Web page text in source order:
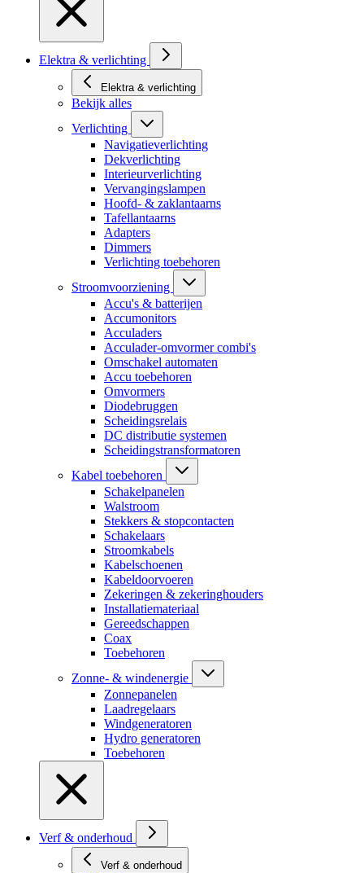
Elektra & verlichting
Elektra & verlichting
Bekijk alles
Verlichting
Navigatieverlichting
Dekverlichting
Interieurverlichting
Vervangingslampen
Hoofd- & zaklantaarns
Tafellantaarns
Adapters
Dimmers
Verlichting toebehoren
Stroomvoorziening
Accu's & batterijen
Accumonitors
Acculaders
Acculader-omvormer combi's
Omschakel automaten
Accu toebehoren
Omvormers
Diodebruggen
Scheidingsrelais
DC distributie systemen
Scheidingstransformatoren
Kabel toebehoren
Schakelpanelen
Walstroom
Stekkers & stopcontacten
Schakelaars
Stroomkabels
Kabelschoenen
Kabeldoorvoeren
Zekeringen & zekeringhouders
Installatiemateriaal
Gereedschappen
Coax
Toebehoren
Zonne- & windenergie
Zonnepanelen
Laadregelaars
Windgeneratoren
Hydro generatoren
Toebehoren
Verf & onderhoud
Verf & onderhoud